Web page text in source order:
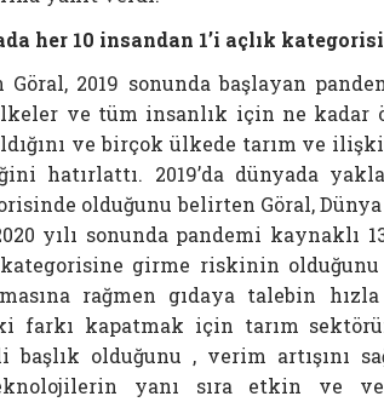
her 10 insandan 1’i açlık
Göral, 2019 sonunda başlayan
ve tüm insanlık için ne kadar
ve birçok ülkede tarım ve
hatırlattı. 2019’da dünyada
olduğunu belirten Göral, Dünya
yılı sonunda pandemi kaynaklı
girme riskinin
rağmen gıdaya talebin
farkı kapatmak için tarım
başlık olduğunu , verim artışını
yanı sıra etkin ve